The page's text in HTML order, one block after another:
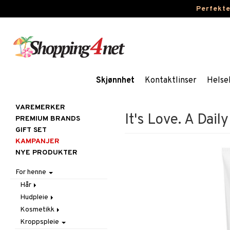
Skjønnhet Kontaktlinser
It's Love. A
VAREMERKER
PREMIUM BRANDS
GIFT SET
KAMPANJER
NYE PRODUKTER
For henne
Hår
Accessoarer
Balsam
Børster / Kammer
Hudpleie
Ansiktscremer
Fet hud
Ansiktspleie
Kosmetikk
Gift Set
Kroppspleie